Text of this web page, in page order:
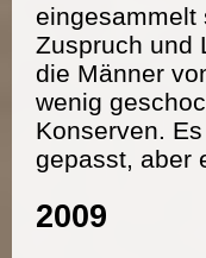
eingesammelt
Zuspruch und
die Männer
wenig
Konserven.
gepasst, aber
2009